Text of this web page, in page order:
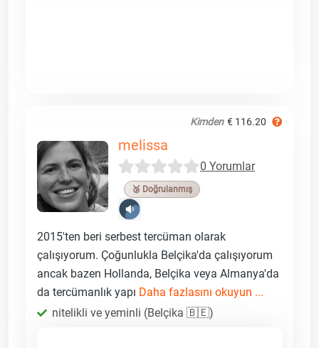
Kimden € 116.20
melissa
0 Yorumlar
🥉 Doğrulanmış
2015'ten beri serbest tercüman olarak
çalışıyorum. Çoğunlukla Belçika'da çalışıyorum
ancak bazen Hollanda, Belçika veya Almanya'da
da tercümanlık yapı Daha fazlasını okuyun ...
nitelikli ve yeminli (Belçika 🇧🇪)